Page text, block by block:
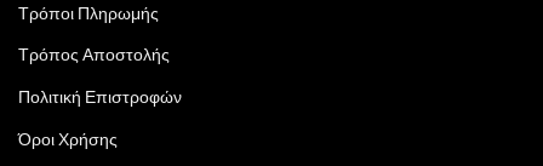
Τρόποι Πληρωμής
Τρόπος Αποστολής
Πολιτική Επιστροφών
Όροι Χρήσης